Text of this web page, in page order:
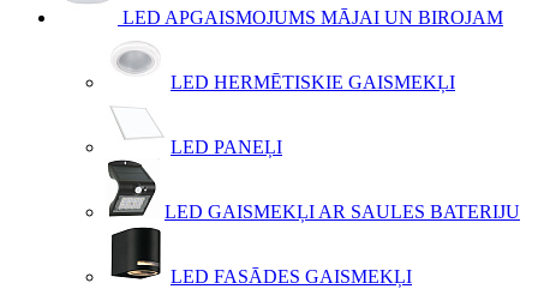
LED APGAISMOJUMS MĀJAI UN BIROJAM
LED HERMĒTISKIE GAISMEKĻI
LED PANEĻI
LED GAISMEKĻI AR SAULES BATERIJU
LED FASĀDES GAISMEKĻI